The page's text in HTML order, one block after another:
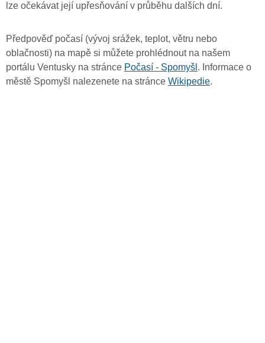
lze očekávat její upřesňování v průběhu dalších dní.
Předpověď počasí (vývoj srážek, teplot, větru nebo
oblačnosti) na mapě si můžete prohlédnout na našem
portálu Ventusky na stránce Počasí - Spomyšl . Informace o
městě Spomyšl nalezenete na stránce Wikipedie.